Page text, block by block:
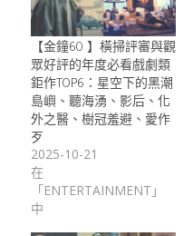
【金鐘60 】橫掃評審與觀
眾好評的年度必看戲劇類
鉅作TOP6：星空下的黑潮
島嶼、聽海湧、影后、化
外之醫、樹冠羞避、愛作
歹
2025-10-21
在
「ENTERTAINMENT」
中